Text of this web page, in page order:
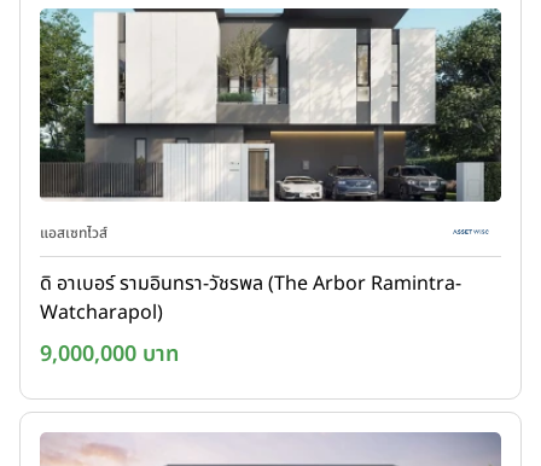
แอสเซทไวส์
ดิ อาเบอร์ รามอินทรา-วัชรพล (The Arbor Ramintra-
Watcharapol)
9,000,000 บาท